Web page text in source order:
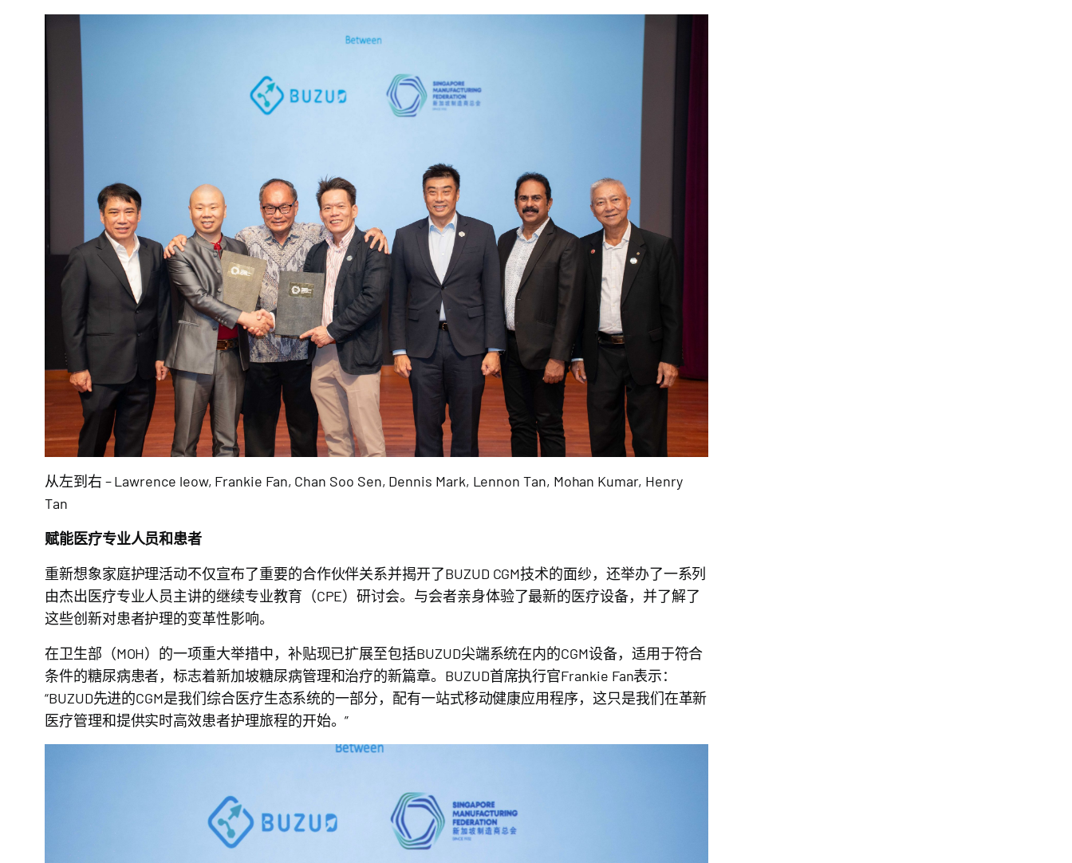
从左到右 – Lawrence leow, Frankie Fan, Chan Soo Sen, Dennis Mark, Lennon Tan, Mohan Kumar, Henry
Tan
赋能医疗专业人员和患者
重新想象家庭护理活动不仅宣布了重要的合作伙伴关系并揭开了BUZUD CGM技术的面纱，还举办了一系列
由杰出医疗专业人员主讲的继续专业教育（CPE）研讨会。与会者亲身体验了最新的医疗设备，并了解了
这些创新对患者护理的变革性影响。
在卫生部（MOH）的一项重大举措中，补贴现已扩展至包括BUZUD尖端系统在内的CGM设备，适用于符合
条件的糖尿病患者，标志着新加坡糖尿病管理和治疗的新篇章。BUZUD首席执行官Frankie Fan表示：
“BUZUD先进的CGM是我们综合医疗生态系统的一部分，配有一站式移动健康应用程序，这只是我们在革新
医疗管理和提供实时高效患者护理旅程的开始。”